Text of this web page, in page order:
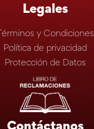
Legales
Términos y Condiciones
Política de privacidad
Protección de Datos